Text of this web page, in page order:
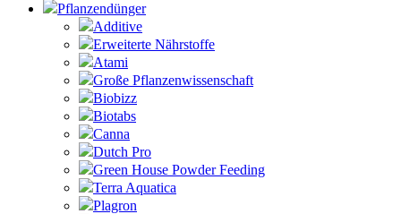
Pflanzendünger
Additive
Erweiterte Nährstoffe
Atami
Große Pflanzenwissenschaft
Biobizz
Biotabs
Canna
Dutch Pro
Green House Powder Feeding
Terra Aquatica
Plagron